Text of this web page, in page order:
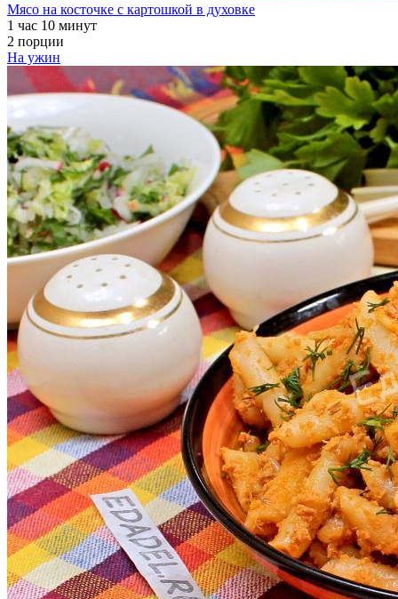
Мясо на косточке с картошкой в духовке
1 час 10 минут
2 порции
На ужин